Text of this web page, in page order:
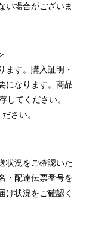
い場合がございま
ます。購入証明・
になります。商品
てください。
さい。
状況をご確認いた
・配達伝票番号を
け状況をご確認く